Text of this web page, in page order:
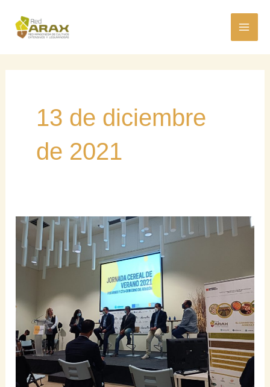
contenido
13 de diciembre
de 2021
Vídeo
íntegro
de
de
Transferencia
de
Cereal